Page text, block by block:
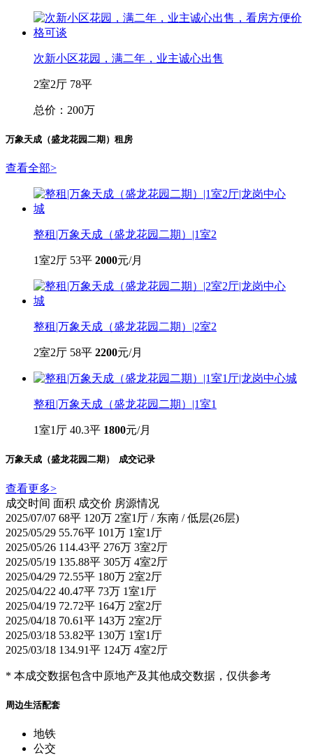
次新小区花园，满二年，业主诚心出售
2室2厅 78平
总价：200万
万象天成（盛龙花园二期）租房
查看全部>
整租|万象天成（盛龙花园二期）|1室2
1室2厅 53平 2000元/月
整租|万象天成（盛龙花园二期）|2室2
2室2厅 58平 2200元/月
整租|万象天成（盛龙花园二期）|1室1
1室1厅 40.3平 1800元/月
万象天成（盛龙花园二期） 成交记录
查看更多>
成交时间 面积 成交价 房源情况
2025/07/07 68平 120万 2室1厅 / 东南 / 低层(26层)
2025/05/29 55.76平 101万 1室1厅
2025/05/26 114.43平 276万 3室2厅
2025/05/19 135.88平 305万 4室2厅
2025/04/29 72.55平 180万 2室2厅
2025/04/22 40.47平 73万 1室1厅
2025/04/19 72.72平 164万 2室2厅
2025/04/18 70.61平 143万 2室2厅
2025/03/18 53.82平 130万 1室1厅
2025/03/18 134.91平 124万 4室2厅
* 本成交数据包含中原地产及其他成交数据，仅供参考
周边生活配套
地铁
公交